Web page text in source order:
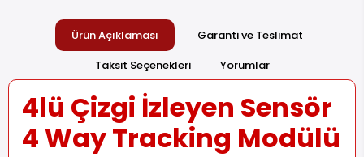
Ürün Açıklaması
Garanti ve Teslimat
Taksit Seçenekleri
Yorumlar
4lü Çizgi İzleyen Sensör
4 Way Tracking Modülü